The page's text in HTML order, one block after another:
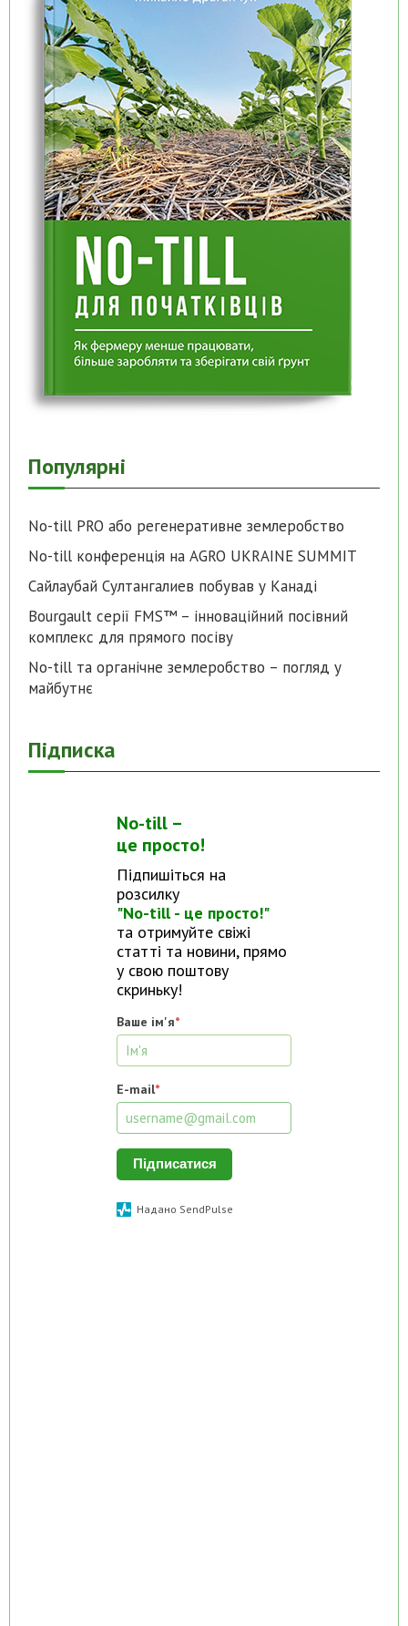
Популярні
No-till PRO або регенеративне землеробство
No-till конференція на AGRO UKRAINE SUMMIT
Сайлаубай Султангалиев побував у Канаді
Bourgault серії FMS™ – інноваційний посівний
комплекс для прямого посіву
No-till та органічне землеробство – погляд у
майбутнє
Підписка
No-till –
це просто!
Підпишіться на
розсилку
"No-till - це просто!"
та отримуйте свіжі
статті та новини, прямо
у свою поштову
скриньку!
Ваше ім'я*
E-mail*
Підписатися
Надано SendPulse